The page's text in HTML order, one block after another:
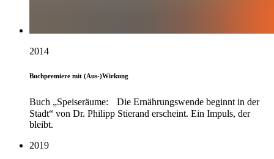
2014
Buchpremiere mit (Aus-)Wirkung
Buch „Speiseräume: Die Ernährungswende beginnt in der
Stadt“ von Dr. Philipp Stierand erscheint. Ein Impuls, der
bleibt.
2019